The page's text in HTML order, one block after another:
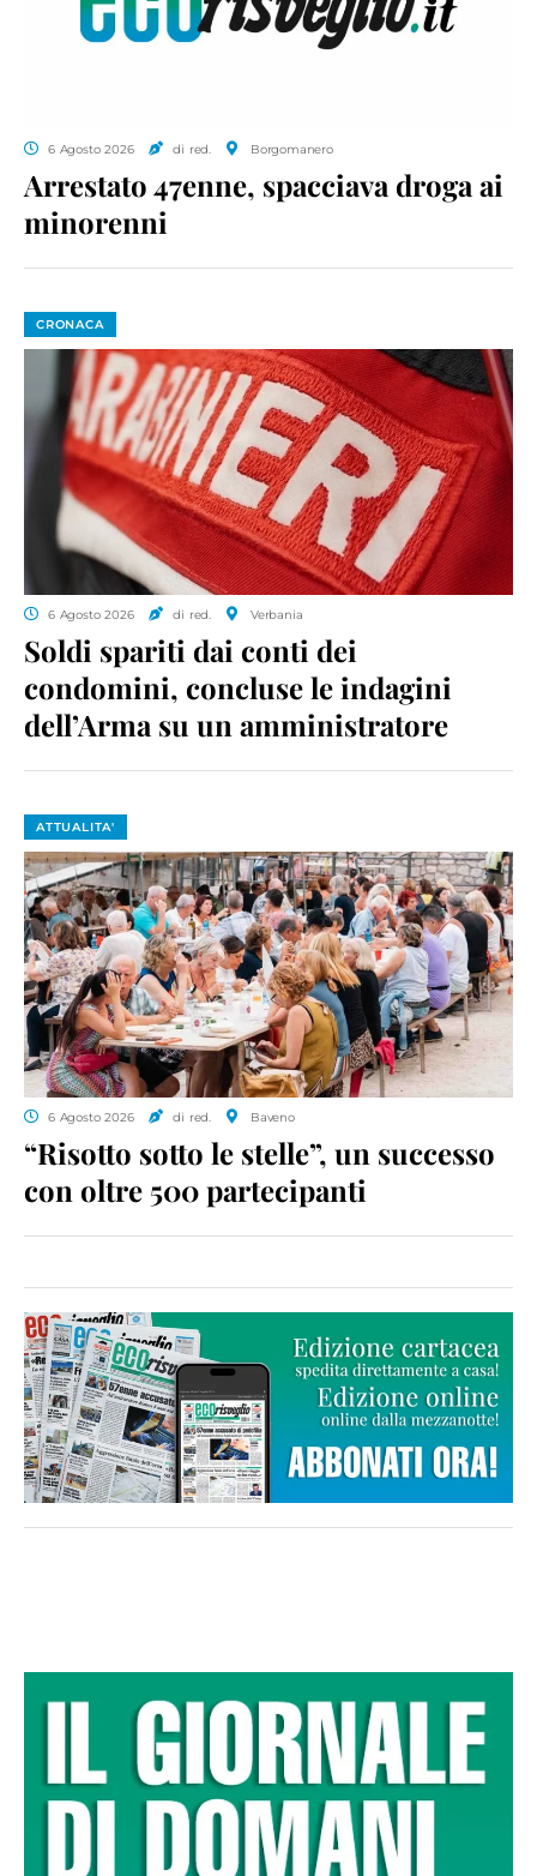
6 Agosto 2026 di red. Borgomanero
Arrestato 47enne, spacciava droga ai
minorenni
CRONACA
6 Agosto 2026 di red. Verbania
Soldi spariti dai conti dei
condomini, concluse le indagini
dell’Arma su un amministratore
ATTUALITA'
6 Agosto 2026 di red. Baveno
“Risotto sotto le stelle”, un successo
con oltre 500 partecipanti